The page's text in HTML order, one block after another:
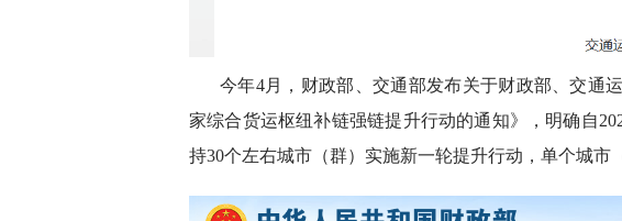
今年4月，财政部、交通部发布关于财政部、交通
家综合货运枢纽补链强链提升行动的通知》，明确自
持30个左右城市（群）实施新一轮提升行动，单个城市